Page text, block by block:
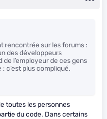
rencontrée sur les forums :
des développeurs
de l’employeur de ces gens
c’est plus compliqué.
toutes les personnes
du code. Dans certains